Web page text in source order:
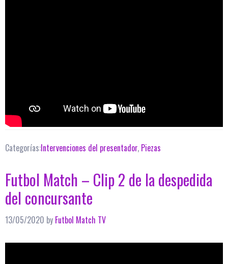
Categorías:Intervenciones del presentador, Piezas
Futbol Match – Clip 2 de la despedida
del concursante
13/05/2020 by Futbol Match TV